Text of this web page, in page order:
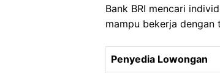
Bank BRI mencari
mampu bekerja
Penyedia Lowongan